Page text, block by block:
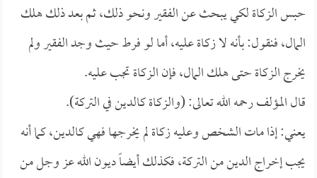
حبس الزكاة لكي يبحث عن الفقير ونحو ذلك، ثم بعد ذلك هلك
المال، فنقول: بأنه لا زكاة عليه، أما لو فرط حيث وجد الفقير ولم
يخرج الزكاة حتى هلك المال، فإن الزكاة تجب عليه.
قال المؤلف رحمه الله تعالى: (والزكاة كالدين في التركة).
يعني: إذا مات الشخص وعليه زكاة لم يخرجها فهي كالدين، كما أنه
يجب إخراج الدين من التركة، فكذلك أيضاً ديون الله عز وجل من